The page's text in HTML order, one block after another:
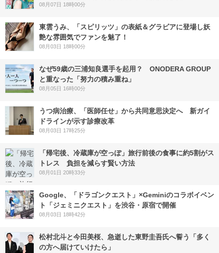
08月07日 18時00分
東雲うみ、「スピリッツ」の表紙＆グラビアに登場し妖
艶な雰囲気でファンを魅了！
08月03日 18時00分
なぜ59歳の三浦知良選手を起用？ ONODERA GROUP
と重なった「努力の積み重ね」
08月05日 16時00分
うつ病治療、「医師任せ」から共同意思決定へ 新ガイ
ドラインが示す診療改革
08月03日 17時25分
「帰宅後、冷蔵庫が空っぽ」旅行前後の食事に約5割がス
トレス 負担を減らす賢い方法
08月01日 20時33分
Google、「ドラゴンクエスト」×Geminiのコラボイベン
ト「ジェミニクエスト」を渋谷・原宿で開催
08月03日 18時42分
松村北斗と今田美桜、急逝した東野圭吾氏へ誓う「多く
の方へ届けていけたら」